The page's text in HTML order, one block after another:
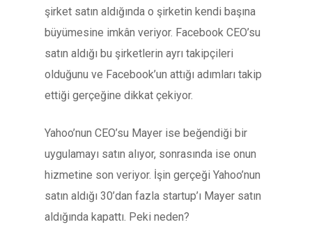
şirket satın aldığında o şirketin kendi başına
büyümesine imkân veriyor. Facebook CEO’su
satın aldığı bu şirketlerin ayrı takipçileri
olduğunu ve Facebook’un attığı adımları takip
ettiği gerçeğine dikkat çekiyor.
Yahoo’nun CEO’su Mayer ise beğendiği bir
uygulamayı satın alıyor, sonrasında ise onun
hizmetine son veriyor. İşin gerçeği Yahoo’nun
satın aldığı 30’dan fazla startup’ı Mayer satın
aldığında kapattı. Peki neden?